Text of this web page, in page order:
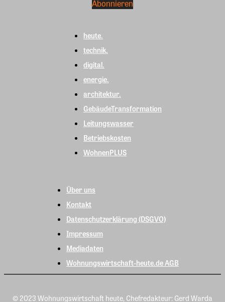
heute.
technik.
digital.
energie.
architektur.
GebäudeTransformation
Leitungswasser
Betriebskosten
WohnenPLUS
Über uns
Kontakt
Datenschutzerklärung (DSGVO)
Impressum
Mediadaten
Wohnungswirtschaft-heute.de AGB
© 2023 Wohnungswirtschaft heute, Chefredakteur: Gerd Warda